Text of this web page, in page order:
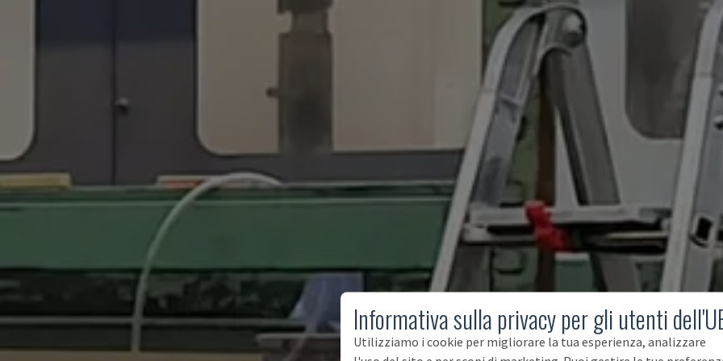
Informativa sulla privacy per gli utenti
Utilizziamo i cookie per migliorare la tua esperienza, analizzare